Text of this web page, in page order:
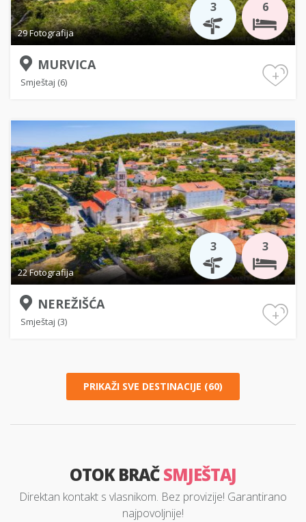
29 Fotografija
6
3
MURVICA
Smještaj (6) +
22 Fotografija
3
3
NEREŽIŠĆA
Smještaj (3) +
PRIKAŽI SVE DESTINACIJE (60)
OTOK BRAČSMJEŠTAJ
Direktan kontakt s vlasnikom. Bez provizije! Garantirano
najpovoljnije!